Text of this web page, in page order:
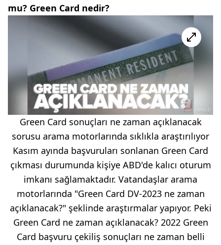
mu? Green Card nedir?
Green Card sonuçları ne zaman açıklanacak
sorusu arama motorlarında sıklıkla araştırılıyor
Kasım ayında başvuruları sonlanan Green Card
çıkması durumunda kişiye ABD'de kalıcı oturum
imkanı sağlamaktadır. Vatandaşlar arama
motorlarında "Green Card DV-2023 ne zaman
açıklanacak?" şeklinde araştırmalar yapıyor. Peki
Green Card ne zaman açıklanacak? 2022 Green
Card başvuru çekiliş sonuçları ne zaman belli